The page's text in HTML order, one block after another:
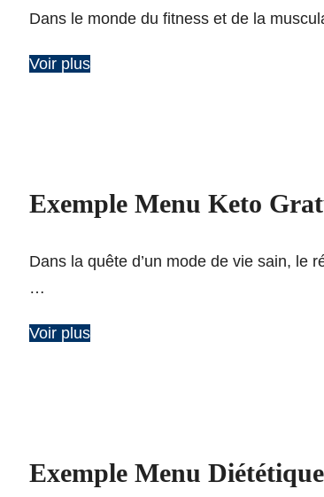
Dans le monde du fitness et de la
Voir plus
Exemple Menu Keto
Dans la quête d’un mode de vie sain, le
…
Voir plus
Exemple Menu